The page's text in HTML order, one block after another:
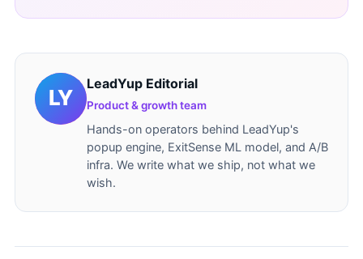
LeadYup Editorial
Product & growth team
Hands-on operators behind LeadYup's
popup engine, ExitSense ML model, and A/B
infra. We write what we ship, not what we
wish.